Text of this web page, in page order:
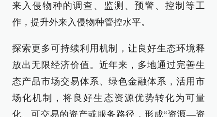
来入侵物种的调查、监测、预警、控制等工
作，提升外来入侵物种管控水平。
探索更多可持续利用机制，让良好生态环境释
放出无限经济价值。近年来，多地通过完善生
态产品市场交易体系、绿色金融体系，活用市
场化机制，将良好生态资源优势转化为可量
化、可交易的资产或服务路径，形成“资源—资